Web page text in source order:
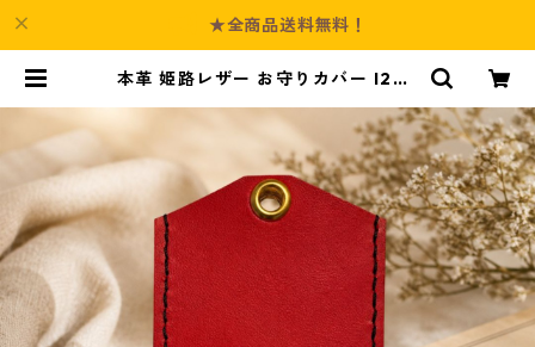
★全商品送料無料！
本革 姫路レザー お守りカバー l204
Culture-Booth